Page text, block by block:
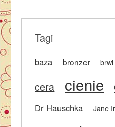
Tagi
baza bronzer brwi
cera cienie
Dr Hauschka Jane